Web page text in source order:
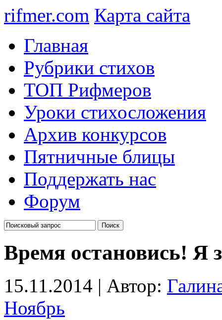
rifmer.com Карта сайта
Главная
Рубрики стихов
ТОП Рифмеров
Уроки стихосложения
Архив конкурсов
Пятничные блицы
Поддержать нас
Форум
Время остановись! Я
15.11.2014 | Автор:
Ноябрь